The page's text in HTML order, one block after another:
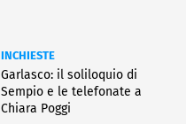
INCHIESTE
Garlasco: il soliloquio di
Sempio e le telefonate a
Chiara Poggi